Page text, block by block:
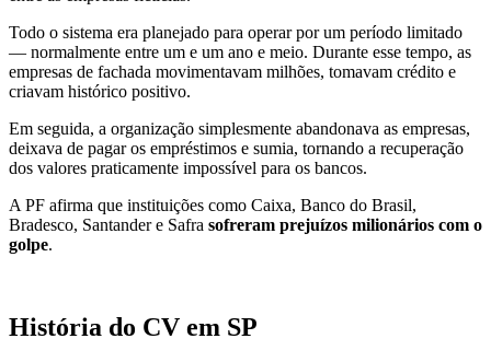
Todo o sistema era planejado para operar por um período limitado
— normalmente entre um e um ano e meio. Durante esse tempo, as
empresas de fachada movimentavam milhões, tomavam crédito e
criavam histórico positivo.
Em seguida, a organização simplesmente abandonava as empresas,
deixava de pagar os empréstimos e sumia, tornando a recuperação
dos valores praticamente impossível para os bancos.
A PF afirma que instituições como Caixa, Banco do Brasil,
Bradesco, Santander e Safra sofreram prejuízos milionários com o
golpe.
História do CV em SP